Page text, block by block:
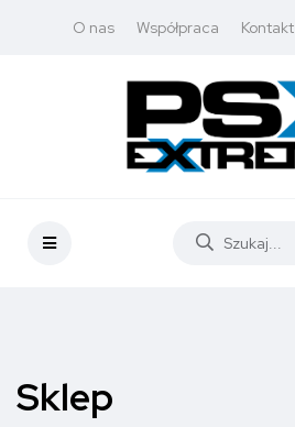
O nas Współpraca Kontakt
Sklep